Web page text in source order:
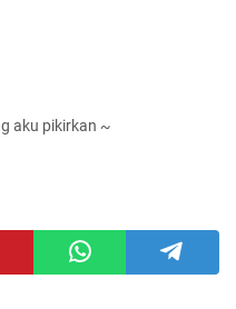
aku pikirkan ~